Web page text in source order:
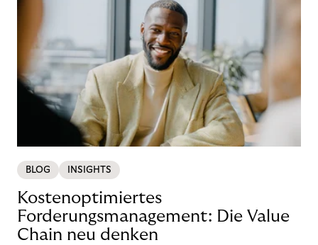
BLOG INSIGHTS
Kostenoptimiertes
Forderungsmanagement: Die Value
Chain neu denken